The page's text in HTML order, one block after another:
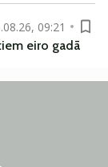
09:21
eiro gadā